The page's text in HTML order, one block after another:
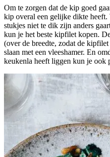
Om te zorgen dat de kip goed
kip overal een gelijke dikte
stukjes niet te dik zijn anders
kun je het beste kipfilet kopen.
(over de breedte, zodat de
slaan met een vleeshamer. En
keukenla heeft liggen kun je ook